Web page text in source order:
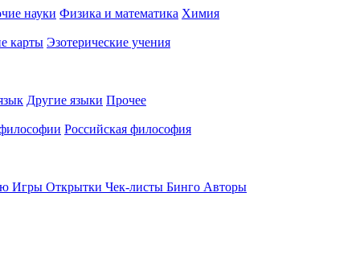
науки Физика и математика Химия
карты Эзотерические учения
Другие языки Прочее
Российская философия
Игры Открытки Чек-листы Бинго Авторы